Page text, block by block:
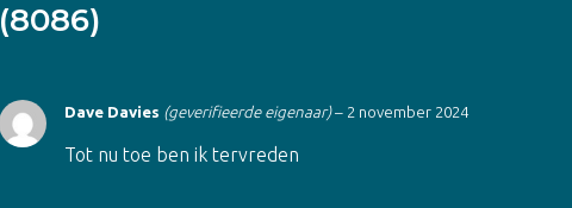
(8086)
Dave Davies (geverifieerde eigenaar) – 2 november 2024
Tot nu toe ben ik tervreden